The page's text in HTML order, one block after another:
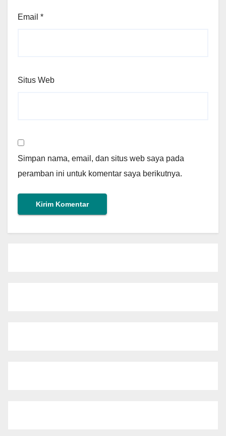
Email *
Situs Web
Simpan nama, email, dan situs web saya pada
peramban ini untuk komentar saya berikutnya.